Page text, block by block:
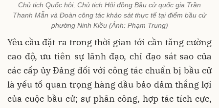
Chủ tịch Quốc hội, Chủ tịch Hội đồng Bầu cử quốc gia Trần
Thanh Mẫn và Đoàn công tác khảo sát thực tế tại điểm bầu cử
phường Ninh Kiều (Ảnh: Phạm Trung)
Yêu cầu đặt ra trong thời gian tới cần tăng cường
cao độ, ưu tiên sự lãnh đạo, chỉ đạo sát sao của
các cấp ủy Đảng đối với công tác chuẩn bị bầu cử
là yếu tố quan trọng hàng đầu bảo đảm thắng lợi
của cuộc bầu cử; sự phân công, hợp tác tích cực,